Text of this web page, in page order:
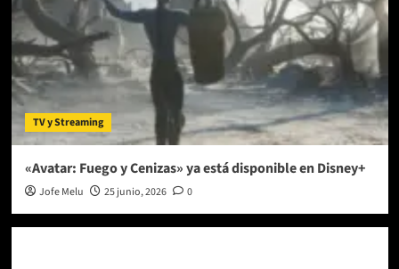
TV y Streaming
«Avatar: Fuego y Cenizas» ya está disponible en Disney+
Jofe Melu 25 junio, 2026 0